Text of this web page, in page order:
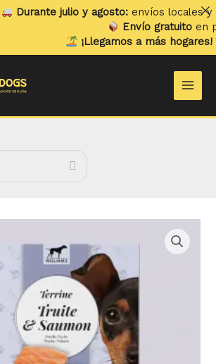
Durante julio y agosto:envíos locales y
Envío gratuitoen
¡Llegamos a más hogares!Ya